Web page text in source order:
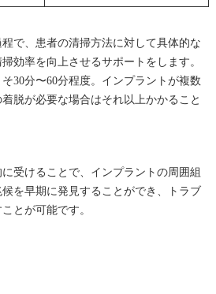
で、患者の清掃方法に対して具体的な
効率を向上させるサポートをします。
30分〜60分程度。インプラントが複数
脱が必要な場合はそれ以上かかること
受けることで、インプラントの周囲組
を早期に発見することができ、トラブ
とが可能です。